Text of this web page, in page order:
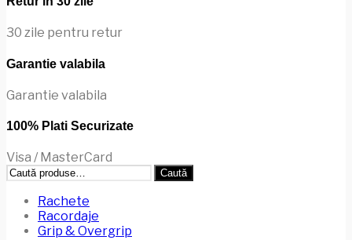
30 zile pentru retur
Garantie valabila
Garantie valabila
100% Plati Securizate
Visa / MasterCard
Caută
după:
Caută
Rachete
Racordaje
Grip & Overgrip